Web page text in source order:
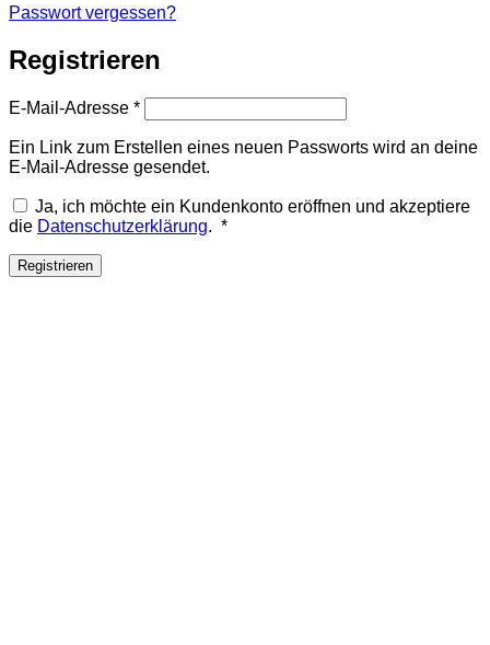
Passwort vergessen?
Registrieren
E-Mail-Adresse *Erforderlich
Ein Link zum Erstellen eines neuen Passworts wird an deine
E-Mail-Adresse gesendet.
Ja, ich möchte ein Kundenkonto eröffnen und akzeptiere
die Datenschutzerklärung. *Erforderlich
Registrieren